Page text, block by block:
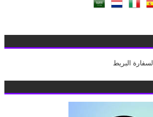
السفارة البريطانية بالقا